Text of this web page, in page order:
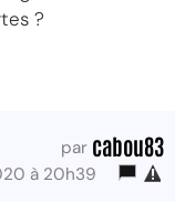
?
par cabou83
à 20h39